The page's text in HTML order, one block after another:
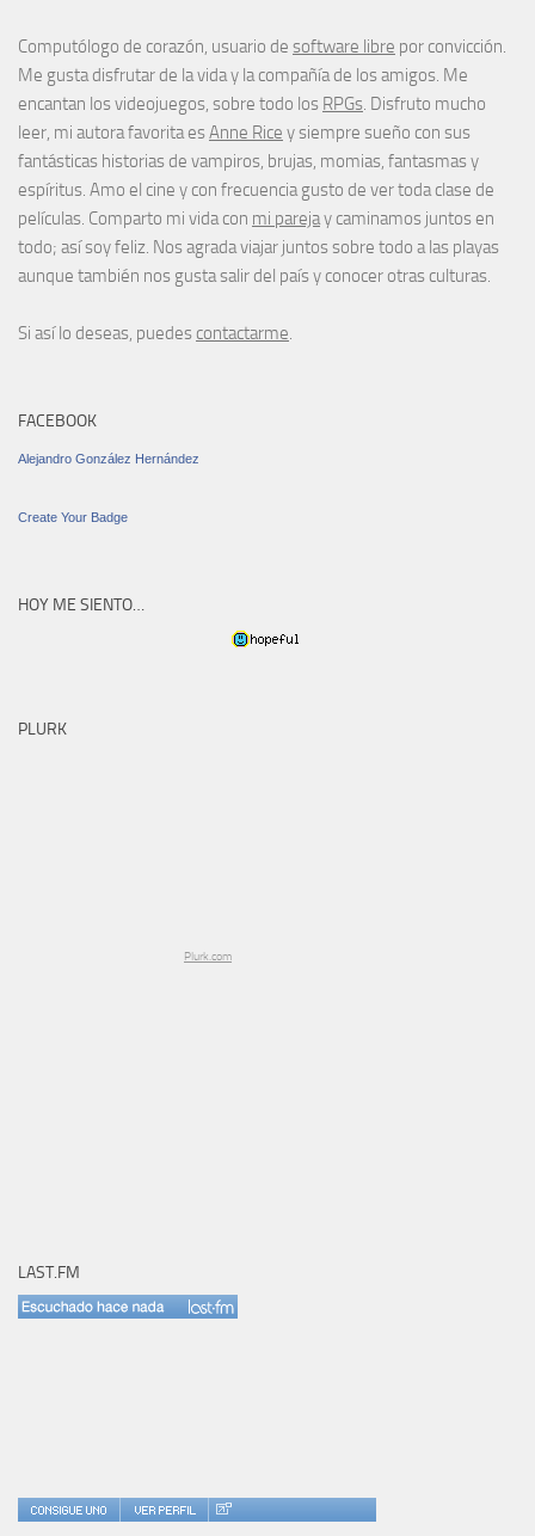
Computólogo de corazón, usuario de software libre por convicción.
Me gusta disfrutar de la vida y la compañía de los amigos. Me
encantan los videojuegos, sobre todo los RPGs. Disfruto mucho
leer, mi autora favorita esAnne Rice y siempre sueño con sus
fantásticas historias de vampiros, brujas, momias, fantasmas y
espíritus. Amo el cine y con frecuencia gusto de ver toda clase de
películas. Comparto mi vida con mi parejay caminamos juntos en
todo; así soy feliz. Nos agrada viajar juntos sobre todo a las playas
aunque también nos gusta salir del país y conocer otras culturas.
Si así lo deseas, puedes contactarme.
FACEBOOK
Alejandro González Hernández
Create Your Badge
HOY ME SIENTO…
PLURK
Plurk.com
LAST.FM